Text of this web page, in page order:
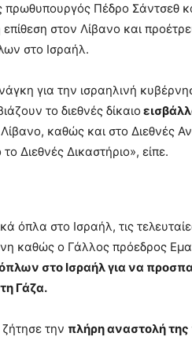
πρωθυπουργός Πέδρο Σάντσεθ
στον Λίβανο και
στο Ισραήλ.
για την ισραηλινή
το διεθνές δίκαιο
καθώς και στο Διεθνές
Διεθνές Δικαστήριο», είπε.
όπλα στο Ισραήλ, τις
καθώς ο Γάλλος πρόεδρος
στο Ισραήλ για να
Γάζα.
την πλήρη αναστολή